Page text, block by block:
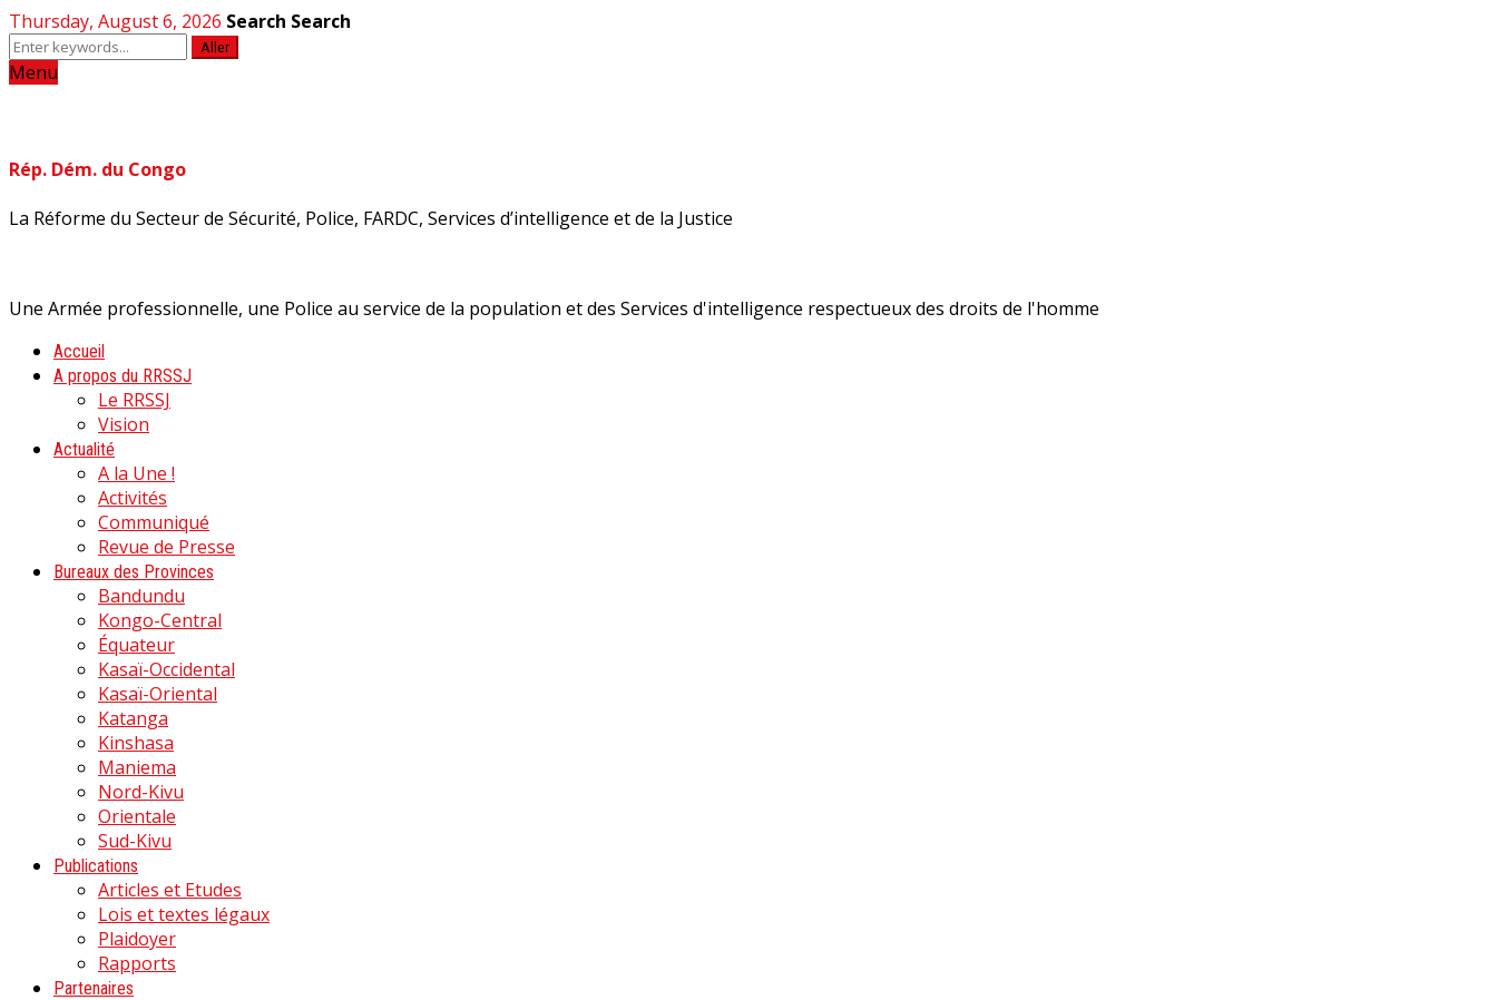
Thursday, August 6, 2026 Search Search
Aller
Menu
Rép. Dém. du Congo
La Réforme du Secteur de Sécurité, Police, FARDC, Services d’intelligence et de la Justice
Une Armée professionnelle, une Police au service de la population et des Services d'intelligence respectueux des droits de l'homme
Accueil
A propos du RRSSJ
Le RRSSJ
Vision
Actualité
A la Une !
Activités
Communiqué
Revue de Presse
Bureaux des Provinces
Bandundu
Kongo-Central
Équateur
Kasaï-Occidental
Kasaï-Oriental
Katanga
Kinshasa
Maniema
Nord-Kivu
Orientale
Sud-Kivu
Publications
Articles et Etudes
Lois et textes légaux
Plaidoyer
Rapports
Partenaires